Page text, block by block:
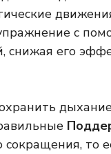
с
снижая его
сокращения, то